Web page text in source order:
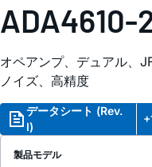
ADA4610-
オペアンプ、デュアル、
ノイズ、高精度
データシート (Rev.
I)
製品モデル